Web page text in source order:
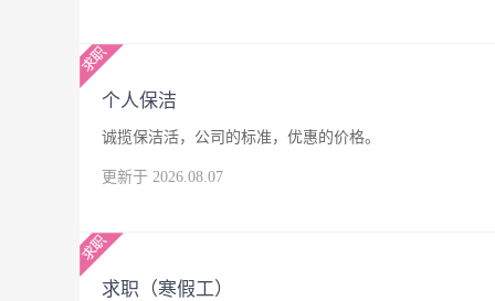
个人保洁
诚揽保洁活，公司的标准，优惠的价格。
更新于 2026.08.07
求职（寒假工）